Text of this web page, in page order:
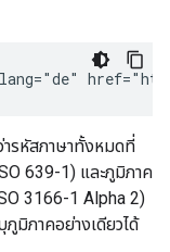
ารหัสภาษาทั้งหมดที่
639-1) และภูมิภาค
3166-1 Alpha 2)
มิภาคอย่างเดียวได้